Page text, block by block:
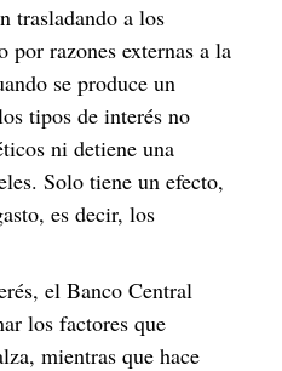
trasladando a los
por razones externas a la
se produce un
tipos de interés no
ni detiene una
Solo tiene un efecto,
es decir, los
el Banco Central
los factores que
mientras que hace